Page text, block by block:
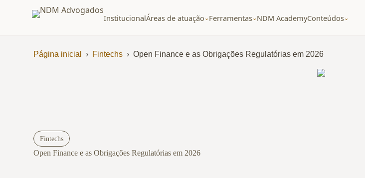
InstitucionalÁreas de atuação ⌄ Ferramentas⌄ NDM AcademyConteúdos⌄
Página inicial › Fintechs › Open Finance e as Obrigações Regulatórias em 2026
Fintechs
Open Finance e as Obrigações Regulatórias em 2026